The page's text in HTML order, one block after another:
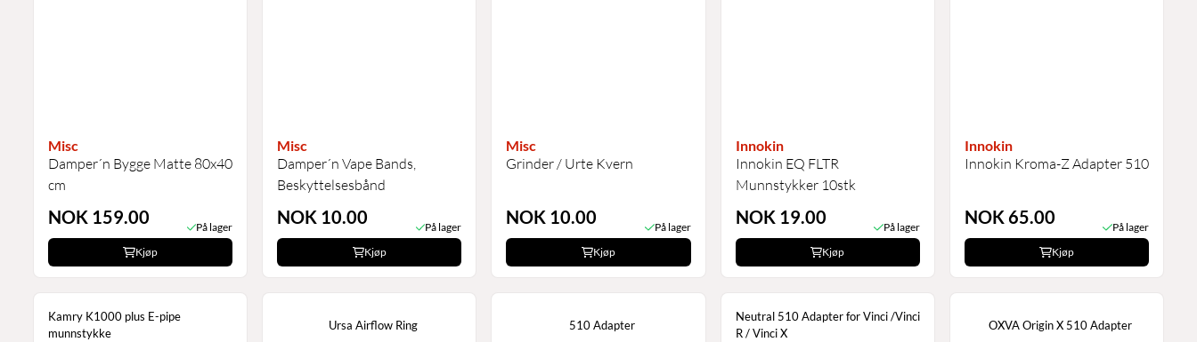
Misc
Damper´n Bygge Matte 80x40
cm
NOK 159.00
På lager
Kjøp
Misc
Damper´n Vape Bands,
Beskyttelsesbånd
NOK 10.00
På lager
Kjøp
Misc
Grinder / Urte Kvern
NOK 10.00
På lager
Kjøp
Innokin
Innokin EQ FLTR
Munnstykker 10stk
NOK 19.00
På lager
Kjøp
Innokin
Innokin Kroma-Z Adapter 510
NOK 65.00
På lager
Kjøp
Kamry K1000 plus E-pipe
munnstykke
Ursa Airflow Ring 510 Adapter
Neutral 510 Adapter for Vinci /Vinci
R / Vinci X
OXVA Origin X 510 Adapter